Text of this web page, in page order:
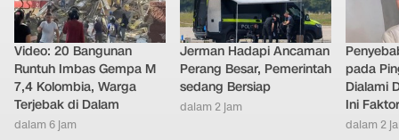
Video: 20 Bangunan
Runtuh Imbas Gempa M
7,4 Kolombia, Warga
Terjebak di Dalam
dalam 6 jam
Jerman Hadapi Ancaman
Perang Besar, Pemerintah
sedang Bersiap
dalam 2 jam
pada
Dialami
Ini
dalam 2